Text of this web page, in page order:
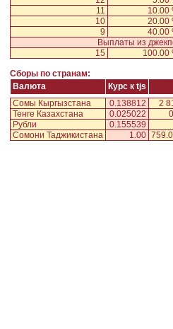
11
10.00
10
20.00
9
40.00
Выплаты из
15
100.00
Сборы по странам:
Валюта
Курс к tjs
Сомы Кыргызстана
0.138812 2
Тенге Казахстана
0.025022
Рубли
0.155539
Сомони Таджикистана
1.00